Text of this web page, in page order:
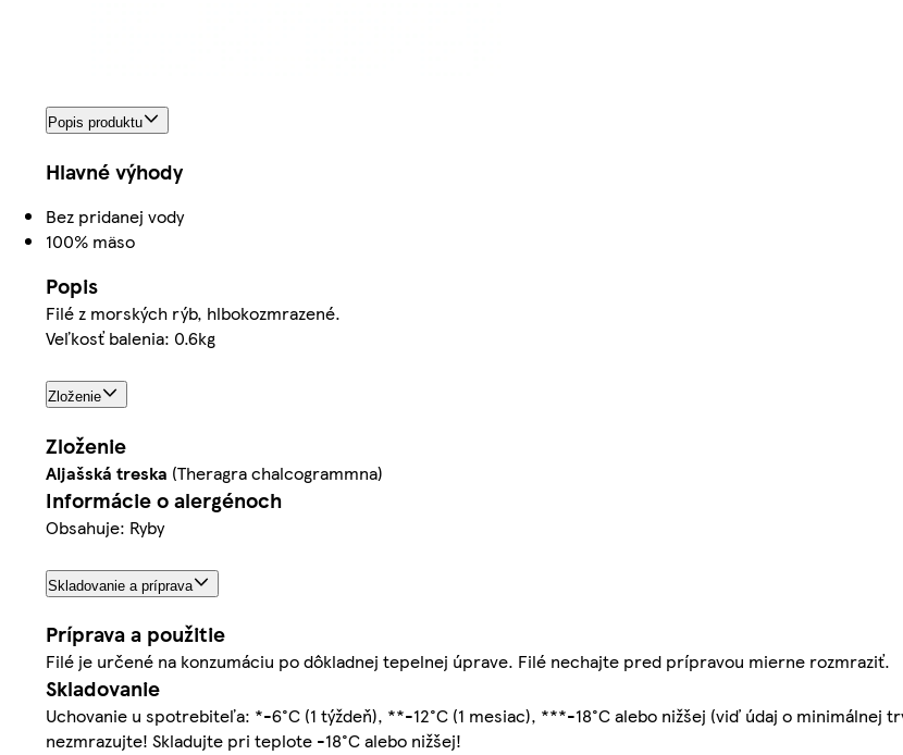
Popis produktu
Hlavné výhody
Bez pridanej vody
100% mäso
Popis
Filé z morských rýb, hlbokozmrazené.
Veľkosť balenia: 0.6kg
Zloženie
Zloženie
Aljašská treska (Theragra chalcogrammna)
Informácie o alergénoch
Obsahuje: Ryby
Skladovanie a príprava
Príprava a použitie
Filé je určené na konzumáciu po dôkladnej tepelnej úprave. Filé nechajte pred prípravou mierne rozmraziť.
Skladovanie
Uchovanie u spotrebiteľa: *-6°C (1 týždeň), **-12°C (1 mesiac), ***-18°C alebo nižšej (viď údaj o minimálnej
nezmrazujte! Skladujte pri teplote -18°C alebo nižšej!